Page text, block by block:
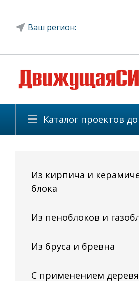
Ваш регион:
Каталог проектов
Из кирпича и
блока
Из пеноблоков и
Из бруса и бревна
С применением